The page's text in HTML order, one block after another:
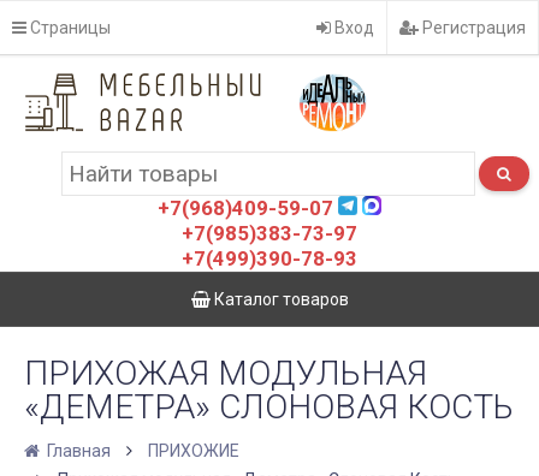
Страницы Вход Регистрация
+7(968)409-59-07
+7(985)383-73-97
+7(499)390-78-93
Каталог товаров
ПРИХОЖАЯ МОДУЛЬНАЯ
«ДЕМЕТРА» СЛОНОВАЯ КОСТЬ
Главная
ПРИХОЖИЕ